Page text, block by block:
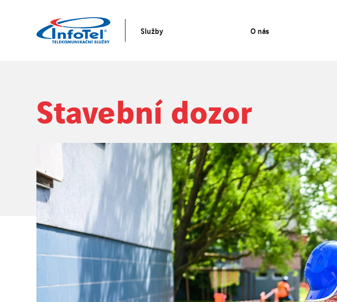
Služby O nás
Stavební dozor